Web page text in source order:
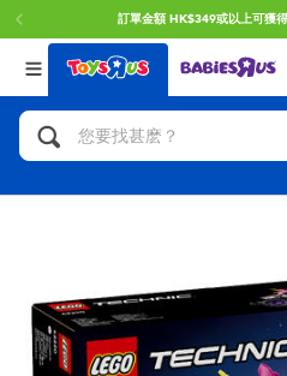
訂單金額 HK$349或以上可獲得
返回
分類目錄
人氣英雄,角色扮演,射擊
玩具車,貨車,火車及遙控
返回
品牌
Brunch Brother 早午餐兄
Mini Brands
返回
年齢
0~2歳
8~11歳